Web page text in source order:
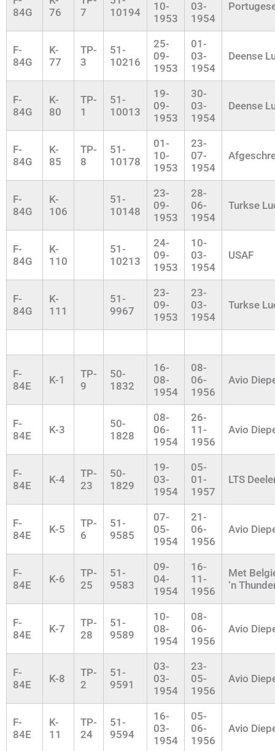
84G
76
7
10194
10-
1953
03-
1954
F-
84G
K-
77
TP-
3
51-
10216
25-
09-
1953
01-
03-
1954
Deense
F-
84G
K-
80
TP-
1
51-
10013
19-
09-
1953
30-
03-
1954
Deense
F-
84G
K-
85
TP-
8
51-
10178
01-
10-
1953
23-
07-
1954
F-
84G
K-
106
51-
10148
23-
09-
1953
28-
06-
1954
Turkse
F-
84G
K-
110
51-
10213
24-
09-
1953
10-
03-
1954
USAF
F-
84G
K-
111
51-
9967
23-
09-
1953
23-
03-
1954
Turkse
F-
84E
K-1
TP-
9
50-
1832
16-
08-
1954
08-
06-
1956
Avio
F-
84E
K-3
50-
1828
08-
06-
1954
26-
11-
1956
Avio
F-
84E
K-4
TP-
23
50-
1829
19-
03-
1954
05-
01-
1957
LTS
F-
84E
K-5
TP-
6
51-
9585
07-
05-
1954
21-
06-
1956
Avio
F-
84E
K-6
TP-
25
51-
9583
09-
04-
1954
16-
11-
1956
Met
‘n
F-
84E
K-7
TP-
28
51-
9589
10-
08-
1954
08-
06-
1956
Avio
F-
84E
K-8
TP-
2
51-
9591
03-
03-
1954
23-
05-
1956
Avio
F-
84E
K-
11
TP-
24
51-
9594
16-
03-
1954
05-
06-
1956
Avio